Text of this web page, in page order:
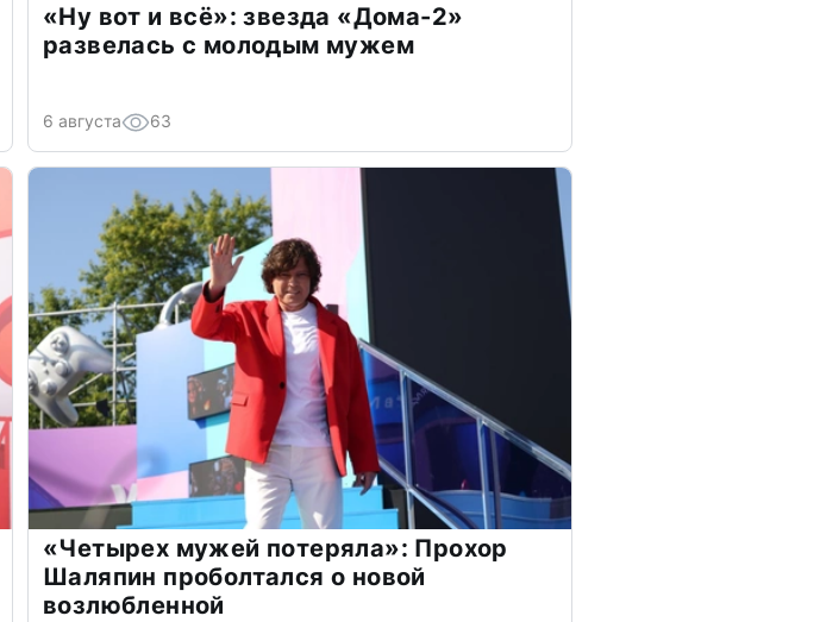
«Ну вот и всё»: звезда «Дома-2»
развелась с молодым мужем
6 августа 63
«Четырех мужей потеряла»: Прохор
Шаляпин проболтался о новой
возлюбленной